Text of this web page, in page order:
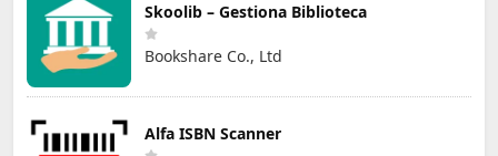
Skoolib – Gestiona Biblioteca
Bookshare Co., Ltd
Alfa ISBN Scanner